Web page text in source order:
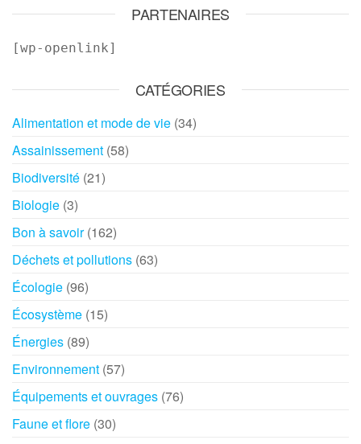
PARTENAIRES
[wp-openlink]
CATÉGORIES
Alimentation et mode de vie (34)
Assainissement (58)
Biodiversité (21)
Biologie (3)
Bon à savoir(162)
Déchets et pollutions (63)
Écologie (96)
Écosystème (15)
Énergies (89)
Environnement (57)
Équipements et ouvrages (76)
Faune et flore (30)